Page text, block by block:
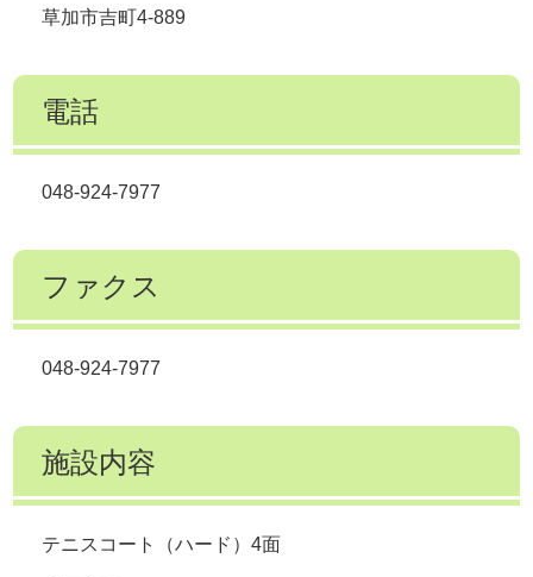
草加市吉町4-889
電話
048-924-7977
ファクス
048-924-7977
施設内容
テニスコート（ハード）4面